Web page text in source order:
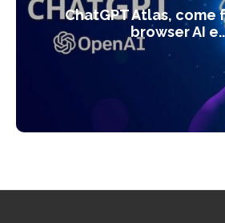
ChatGPT Atlas, come
browser AI